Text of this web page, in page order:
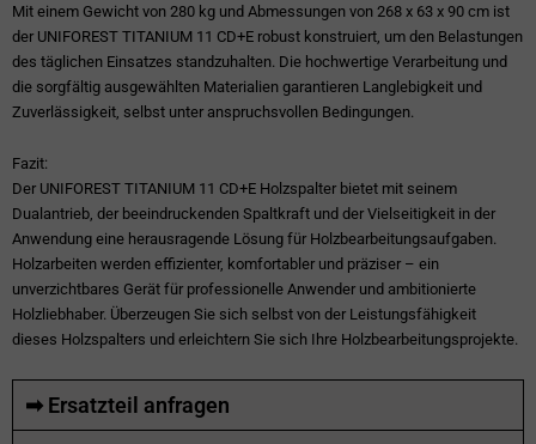
Mit einem Gewicht von 280 kg und Abmessungen von 268 x 63 x 90 cm ist
der UNIFOREST TITANIUM 11 CD+E robust konstruiert, um den Belastungen
des täglichen Einsatzes standzuhalten. Die hochwertige Verarbeitung und
die sorgfältig ausgewählten Materialien garantieren Langlebigkeit und
Zuverlässigkeit, selbst unter anspruchsvollen Bedingungen.
Fazit:
Der UNIFOREST TITANIUM 11 CD+E Holzspalter bietet mit seinem
Dualantrieb, der beeindruckenden Spaltkraft und der Vielseitigkeit in der
Anwendung eine herausragende Lösung für Holzbearbeitungsaufgaben.
Holzarbeiten werden effizienter, komfortabler und präziser – ein
unverzichtbares Gerät für professionelle Anwender und ambitionierte
Holzliebhaber. Überzeugen Sie sich selbst von der Leistungsfähigkeit
dieses Holzspalters und erleichtern Sie sich Ihre Holzbearbeitungsprojekte.
➡ Ersatzteil anfragen